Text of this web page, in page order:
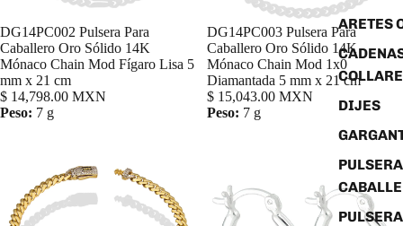
ARETES
DIJES
Agregar
DG14PC002 Pulsera Para
Caballero Oro Sólido 14K
Mónaco Chain Mod Fígaro Lisa 5
mm x 21 cm
$ 14,798.00 MXN
Peso: 7 g
DG14PC003 Pulsera Para
Caballero Oro Sólido 14K
Mónaco Chain Mod 1x0
Diamantada 5 mm x 21 cm
$ 15,043.00 MXN
Peso: 7 g